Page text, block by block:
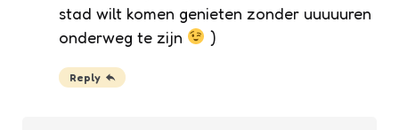
stad wilt komen genieten zonder uuuuuren
onderweg te zijn
)
Reply